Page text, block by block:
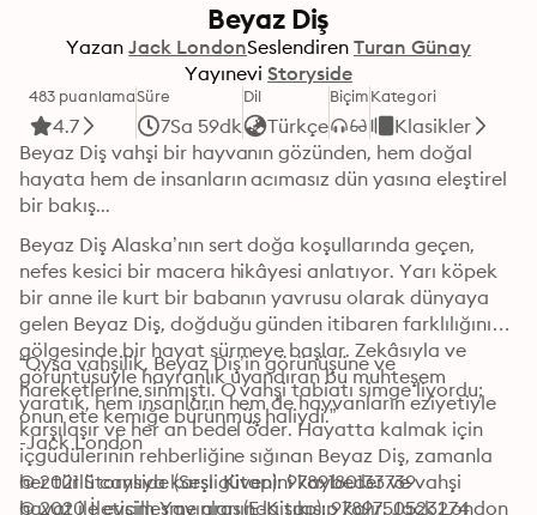
Beyaz Diş
Yazan Jack LondonSeslendiren Turan Günay
Yayınevi Storyside
483 puanlama
4.7
Süre
7Sa 59dk
Dil
Türkçe
BiçimKategori
Klasikler
Beyaz Diş vahşi bir hayvanın gözünden, hem doğal
hayata hem de insanların acımasız dün yasına eleştirel
bir bakış...
Beyaz Diş Alaska’nın sert doğa koşullarında geçen,
nefes kesici bir macera hikâyesi anlatıyor. Yarı köpek
bir anne ile kurt bir babanın yavrusu olarak dünyaya
gelen Beyaz Diş, doğduğu günden itibaren farklılığının
gölgesinde bir hayat sürmeye başlar. Zekâsıyla ve
görüntüsüyle hayranlık uyandıran bu muhteşem
yaratık, hem insanların hem de hayvanların eziyetiyle
karşılaşır ve her an bedel öder. Hayatta kalmak için
içgüdülerinin rehberliğine sığınan Beyaz Diş, zamanla
her türlü canlıya karşı güvenini kaybeder ve vahşi
hayat ile evcilleşme arasında sıkışıp kalır. Jack London
“Oysa vahşilik, Beyaz Diş’in görünüşüne ve
hareketlerine sinmişti. O vahşi tabiatı simge liyordu;
onun ete kemiğe bürünmüş haliydi.”
-Jack London
© 2021 Storyside (Sesli Kitap): 9789180133739
© 2020 İletişim Yayınları (E-Kitap): 9789750523274